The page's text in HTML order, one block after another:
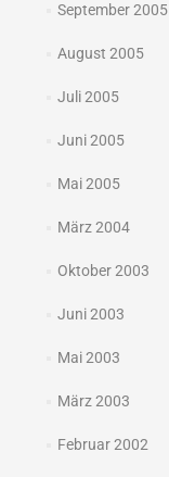
September 2005
August 2005
Juli 2005
Juni 2005
Mai 2005
März 2004
Oktober 2003
Juni 2003
Mai 2003
März 2003
Februar 2002